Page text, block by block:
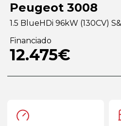
Peugeot 3008
1.5 BlueHDi 96kW (130CV)
Financiado
12.475€